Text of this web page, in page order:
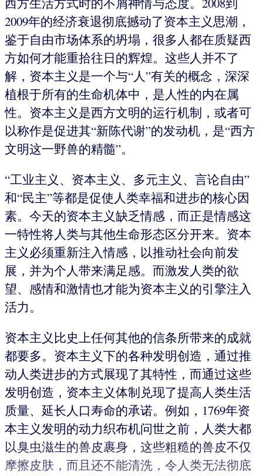
2009年的经济衰退彻底撼动了资本主义思潮，
鉴于自由市场体系的坍塌，很多人都在质疑西
方如何才能重拾往日的辉煌。这些人并不了
解，资本主义是一个与“人”有关的概念，深深
植根于所有的生命机体中，是人性的内在属
性。资本主义是西方文明的运行机制，或者可
以称作是促进其“新陈代谢”的发动机，是“西方
文明这一野兽的精髓”。
“工业主义、资本主义、多元主义、言论自由”
和“民主”等都是促使人类幸福和进步的核心因
素。今天的资本主义缺乏情感，而正是情感这
一特性将人类与其他生命形态区分开来。资本
主义必须重新注入情感，以推动社会向前发
展，并为个人带来满足感。而激发人类的欲
望、感情和激情也才能为资本主义的引擎注入
活力。
资本主义比史上任何其他的信条所带来的成就
都要多。资本主义下的各种发明创造，通过推
动人类进步的方式展现了其特性，而通过这些
发明创造，资本主义体制兑现了提高人类生活
质量、延长人口寿命的承诺。例如，1769年资
本主义发明的动力织布机问世之前，人类大都
以臭虫滋生的兽皮裹身，这些粗糙的兽皮不仅
摩擦皮肤，而且还不能清洗，令人类无法彻底